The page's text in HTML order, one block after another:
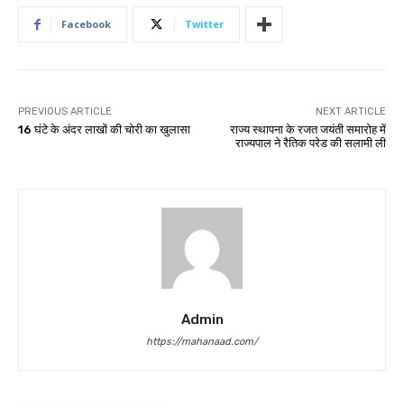
Facebook Twitter
PREVIOUS ARTICLE
16 घंटे के अंदर लाखों की चोरी का खुलासा
NEXT ARTICLE
राज्य स्थापना के रजत जयंती समारोह में
राज्यपाल ने रैतिक परेड की सलामी ली
Admin
https://mahanaad.com/